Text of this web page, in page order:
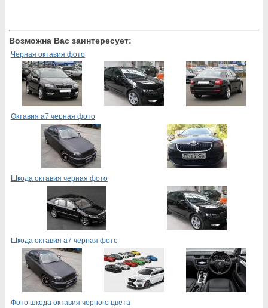
Возможна Вас заинтересует:
Черная октавия фото
Октавия а7 черная фото
Шкода октавия черная фото
Шкода октавия а7 черная фото
Фото шкода октавия черного цвета